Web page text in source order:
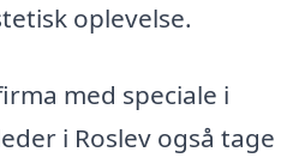
oplevelse.
med speciale i
i Roslev også tage